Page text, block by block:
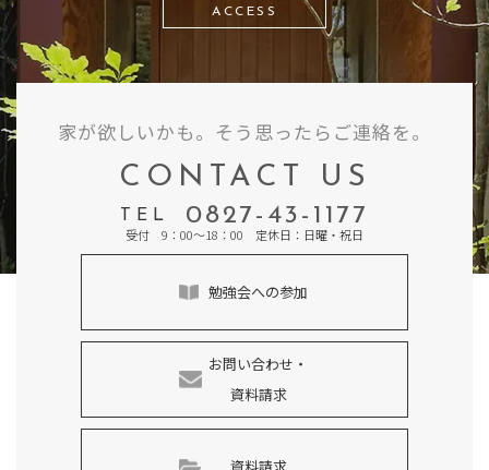
ACCESS
家が欲しいかも。そう思ったらご連絡を。
CONTACT US
TEL 0827-43-1177
受付 9：00～18：00 定休日：日曜・祝日
勉強会への参加
お問い合わせ・
資料請求